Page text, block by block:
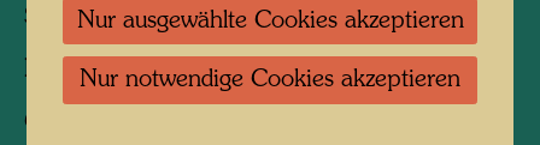
Stowasser
Fotograf: Unbekannt Unknown
Copyright:
Nur ausgewählte Cookies akzeptieren
Nur notwendige Cookies akzeptieren